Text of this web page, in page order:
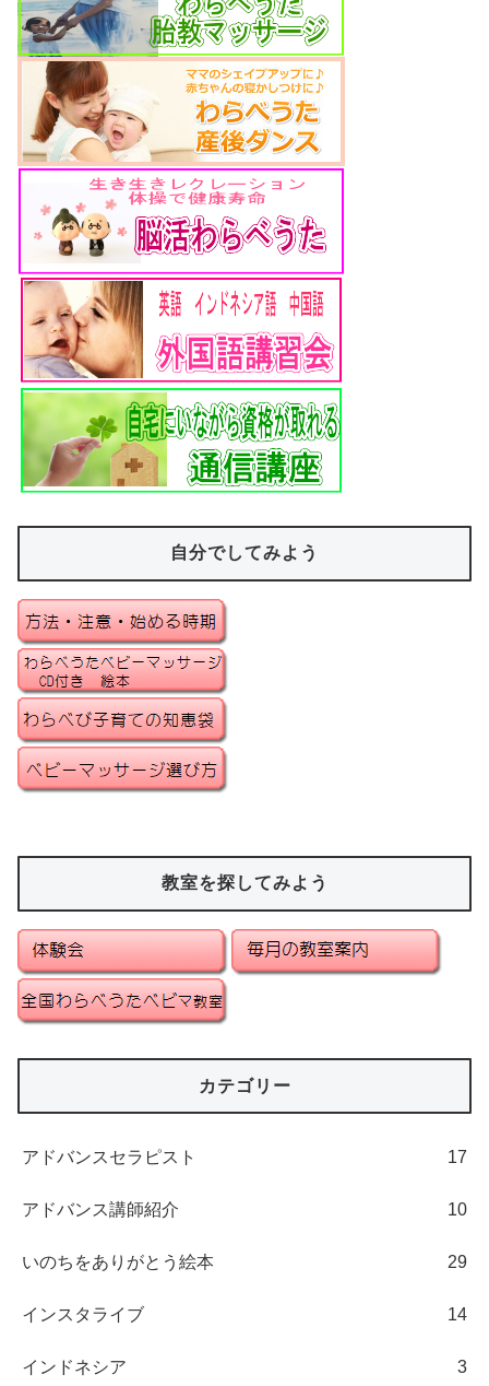
自分でしてみよう
教室を探してみよう
カテゴリー
アドバンスセラピスト 17
アドバンス講師紹介 10
いのちをありがとう絵本 29
インスタライブ 14
インドネシア 3